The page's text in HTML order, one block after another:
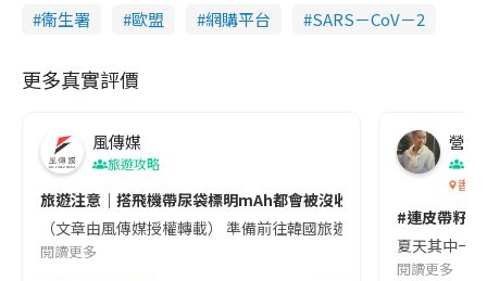
衞生署
歐盟 網購平台 SARS－CoV－2
更多真實評價
風傳媒
旅遊攻略
旅遊注意｜搭飛機帶尿袋標明mAh都會被沒收😱出發前切記檢查
（文章由風傳媒授權轉載） 準備前往韓國旅遊的民眾，近期要
閱讀更多
營養
香港
#連皮帶籽
夏天其中一
閱讀更多